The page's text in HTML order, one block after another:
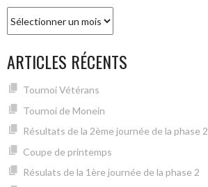
ARTICLES RÉCENTS
Tournoi Vétérans
Tournoi de Monein
Résultats de la 2ème journée de la phase 2
Coupe de printemps
Résulats de la 1ère journée de la phase 2